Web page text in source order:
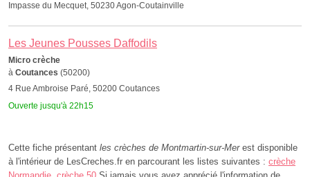
Impasse du Mecquet, 50230 Agon-Coutainville
Les Jeunes Pousses Daffodils
Micro crèche
à Coutances (50200)
4 Rue Ambroise Paré, 50200 Coutances
Ouverte jusqu'à 22h15
Cette fiche présentant les crèches de Montmartin-sur-Merest disponible
à l'intérieur de LesCreches.fr en parcourant les listes suivantes : crèche